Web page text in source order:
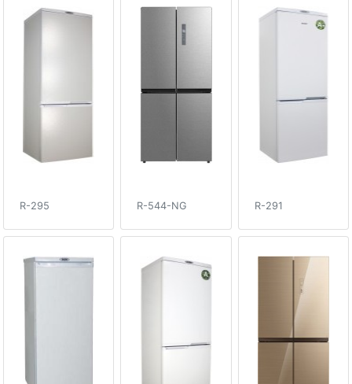
R-295 R-544-NG R-291